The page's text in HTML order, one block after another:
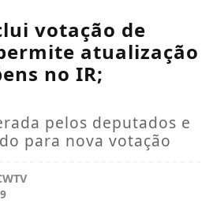
votação de
atualização
no IR;
pelos deputados e
para nova votação